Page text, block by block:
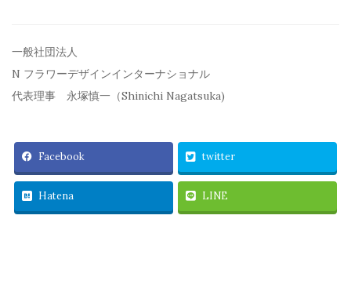
一般社団法人
N フラワーデザインインターナショナル
代表理事 永塚慎一（Shinichi Nagatsuka)
Facebook twitter
Hatena LINE